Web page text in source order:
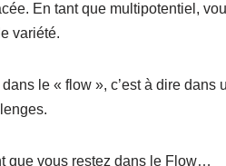
En tant que multipotentiel,
variété.
le « flow », c’est à dire dans
que vous restez dans le Flow…